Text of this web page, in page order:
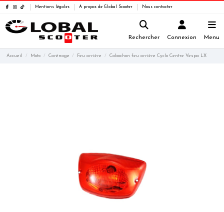
Mentions légales A propos de Global Scooter Nous contacter
Rechercher Connexion Menu
Accueil Moto Carénage Feu arrière Cabochon feu arrière Cyclo Centre Vespa LX